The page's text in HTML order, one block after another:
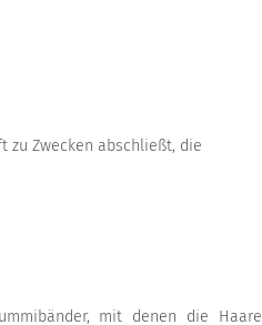
zu Zwecken abschließt, die
mit denen die Haare